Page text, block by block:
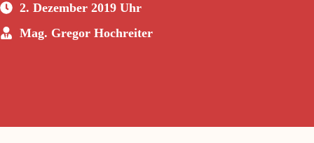
2. Dezember 2019 Uhr
Mag. Gregor Hochreiter